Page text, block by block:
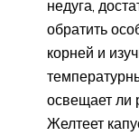
недуга,
обратить
корней и
освещает ли
Желтеет